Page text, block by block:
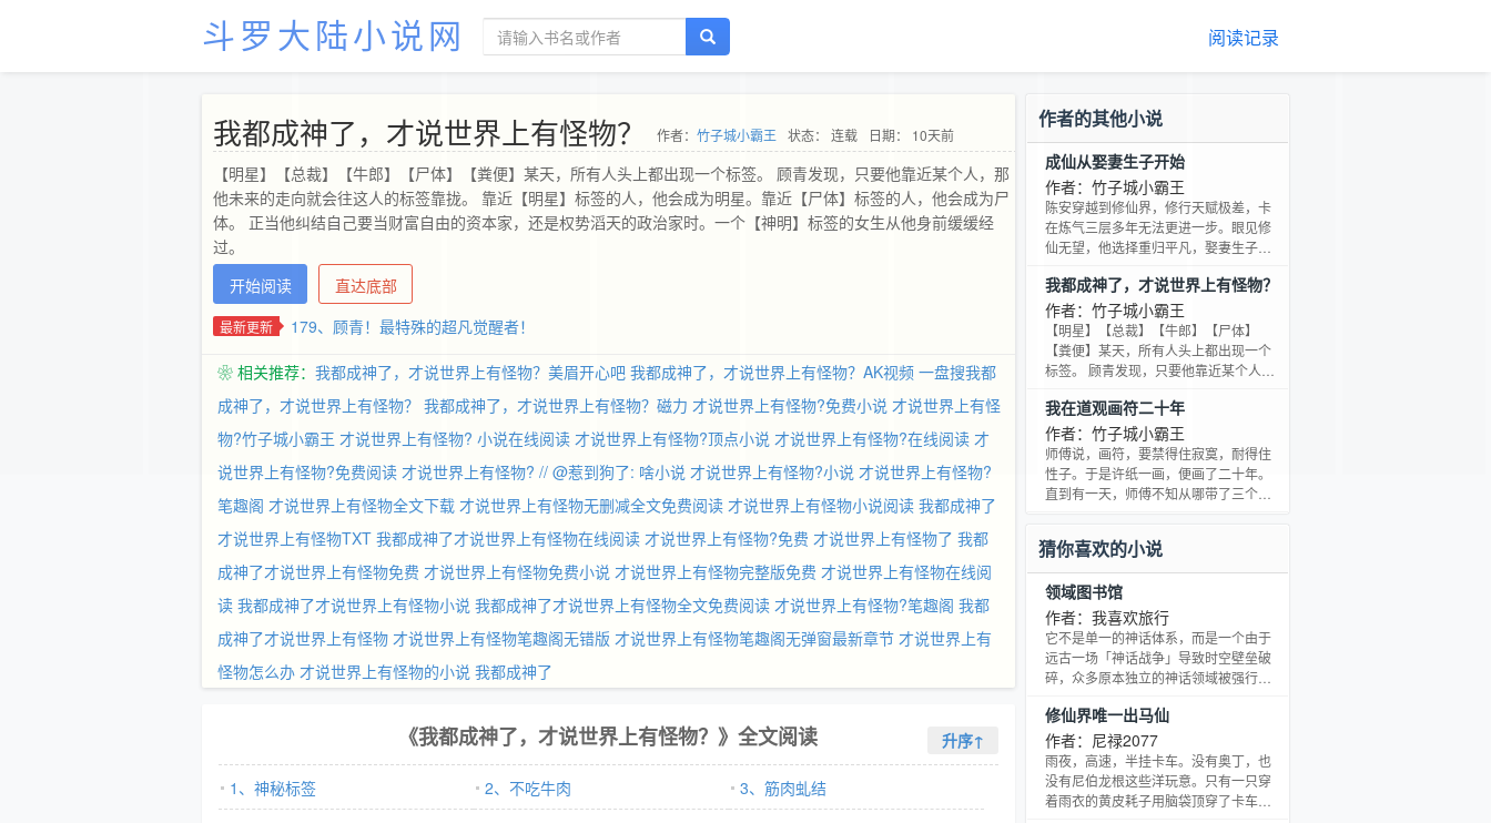
斗罗大陆小说网 阅读记录
我都成神了，才说世界上有怪物？ 作者： 竹子城小霸王 状态： 连载 日期： 10天前
【明星】【总裁】【牛郎】【尸体】【粪便】某天，所有人头上都出现一个标签。 顾青发现，只要他靠近某个人，那
他未来的走向就会往这人的标签靠拢。 靠近【明星】标签的人，他会成为明星。靠近【尸体】标签的人，他会成为尸
体。 正当他纠结自己要当财富自由的资本家，还是权势滔天的政治家时。一个【神明】标签的女生从他身前缓缓经
过。
开始阅读
直达底部
最新更新 179、顾青！最特殊的超凡觉醒者！
❀ 相关推荐： 我都成神了，才说世界上有怪物？美眉开心吧 我都成神了，才说世界上有怪物？AK视频 一盘搜我都
成神了，才说世界上有怪物？ 我都成神了，才说世界上有怪物？磁力 才说世界上有怪物?免费小说 才说世界上有怪
物?竹子城小霸王 才说世界上有怪物? 小说在线阅读 才说世界上有怪物?顶点小说 才说世界上有怪物?在线阅读 才
说世界上有怪物?免费阅读 才说世界上有怪物? // @惹到狗了: 啥小说 才说世界上有怪物?小说 才说世界上有怪物?
笔趣阁 才说世界上有怪物全文下载 才说世界上有怪物无删减全文免费阅读 才说世界上有怪物小说阅读 我都成神了
才说世界上有怪物TXT 我都成神了才说世界上有怪物在线阅读 才说世界上有怪物?免费 才说世界上有怪物了 我都
成神了才说世界上有怪物免费 才说世界上有怪物免费小说 才说世界上有怪物完整版免费 才说世界上有怪物在线阅
读 我都成神了才说世界上有怪物小说 我都成神了才说世界上有怪物全文免费阅读 才说世界上有怪物?笔趣阁 我都
成神了才说世界上有怪物 才说世界上有怪物笔趣阁无错版 才说世界上有怪物笔趣阁无弹窗最新章节 才说世界上有
怪物怎么办 才说世界上有怪物的小说 我都成神了
《我都成神了，才说世界上有怪物？》全文阅读 升序↑
1、神秘标签 2、不吃牛肉
3、筋肉虬结
作者的其他小说
成仙从娶妻生子开始
作者：竹子城小霸王
陈安穿越到修仙界，修行天赋极差，卡
在炼气三层多年无法更进一步。眼见修
仙无望，他选择重归平凡，娶妻生子，
返仙途。因为他惊喜地发现，娶妻生子
竟然就是自己的成仙之道，能直接少走
几千年弯路。
我都成神了，才说世界上有怪物？
作者：竹子城小霸王
【明星】【总裁】【牛郎】【尸体】
【粪便】某天，所有人头上都出现一个
标签。 顾青发现，只要他靠近某个人，
拢。 靠近【明星】标签的人，他会成为
明星。靠近【尸体】标签的人，他会成
为尸体。 正当他纠结自己要当财富自由
的资本家，还是权势滔天的政治家时。
一个【神明】标签的女生从他身前缓缓
我在道观画符二十年
作者：竹子城小霸王
师傅说，画符，要禁得住寂寞，耐得住
性子。于是许纸一画，便画了二十年。
直到有一天，师傅不知从哪带了三个小
猜你喜欢的小说
领域图书馆
作者：我喜欢旅行
它不是单一的神话体系，而是一个由于
远古一场「神话战争」导致时空壁垒破
碎，众多原本独立的神话领域被强行拼
里，不同神话体系的力量相互碰撞、融
合、压制，形成了一个等级森严、危机
四伏的奇幻宇宙。
修仙界唯一出马仙
作者：尼禄2077
雨夜，高速，半挂卡车。没有奥丁，也
没有尼伯龙根这些洋玩意。只有一只穿
着雨衣的黄皮耗子用脑袋顶穿了卡车的